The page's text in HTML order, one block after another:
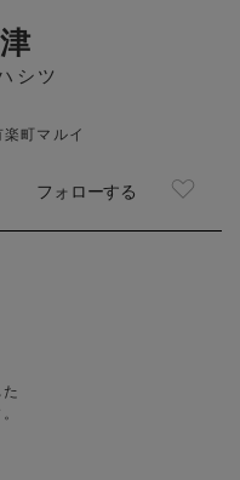
シツ
楽町マルイ
フォローする